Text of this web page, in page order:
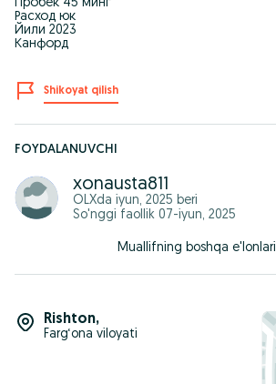
Пробек 45 минг
Расход юк
Йили 2023
Канфорд
Shikoyat qilish
FOYDALANUVCHI
xonausta811
OLXda iyun, 2025 beri
So'nggi faollik 07-iyun, 2025
Muallifning boshqa e'lonlari
Rishton,
Farg‘ona viloyati